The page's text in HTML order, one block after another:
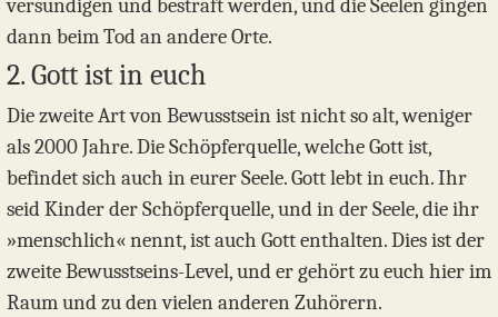
versündigen und bestraft werden, und die Seelen gingen
dann beim Tod an andere Orte.
2. Gott ist in euch
Die zweite Art von Bewusstsein ist nicht so alt, weniger
als 2000 Jahre. Die Schöpferquelle, welche Gott ist,
befindet sich auch in eurer Seele. Gott lebt in euch. Ihr
seid Kinder der Schöpferquelle, und in der Seele, die ihr
»menschlich« nennt, ist auch Gott enthalten. Dies ist der
zweite Bewusstseins-Level, und er gehört zu euch hier im
Raum und zu den vielen anderen Zuhörern.